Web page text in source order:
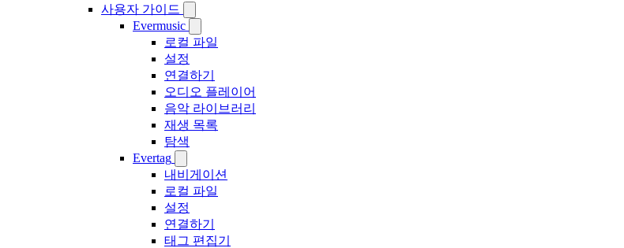
사용자 가이드
Evermusic
로컬 파일
설정
연결하기
오디오 플레이어
음악 라이브러리
재생 목록
탐색
Evertag
내비게이션
로컬 파일
설정
연결하기
태그 편집기